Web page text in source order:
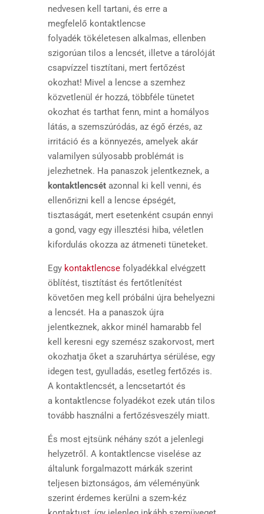
nedvesen kell tartani, és erre a
megfelelő kontaktlencse
folyadék tökéletesen alkalmas, ellenben
szigorúan tilos a lencsét, illetve a tárolóját
csapvízzel tisztítani, mert fertőzést
okozhat! Mivel a lencse a szemhez
közvetlenül ér hozzá, többféle tünetet
okozhat és tarthat fenn, mint a homályos
látás, a szemszúródás, az égő érzés, az
irritáció és a könnyezés, amelyek akár
valamilyen súlyosabb problémát is
jelezhetnek. Ha panaszok jelentkeznek, a
kontaktlencsétazonnal ki kell venni, és
ellenőrizni kell a lencse épségét,
tisztaságát, mert esetenként csupán ennyi
a gond, vagy egy illesztési hiba, véletlen
kifordulás okozza az átmeneti tüneteket.
Egy kontaktlencsefolyadékkal elvégzett
öblítést, tisztítást és fertőtlenítést
követően meg kell próbálni újra behelyezni
a lencsét. Ha a panaszok újra
jelentkeznek, akkor minél hamarabb fel
kell keresni egy szemész szakorvost, mert
okozhatja őket a szaruhártya sérülése, egy
idegen test, gyulladás, esetleg fertőzés is.
A kontaktlencsét, a lencsetartót és
a kontaktlencse folyadékot ezek után tilos
tovább használni a fertőzésveszély miatt.
És most ejtsünk néhány szót a jelenlegi
helyzetről. A kontaktlencse viselése az
általunk forgalmazott márkák szerint
teljesen biztonságos, ám véleményünk
szerint érdemes kerülni a szem-kéz